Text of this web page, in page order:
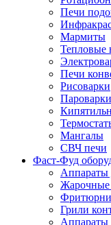
Печи
Мармиты
Тепловые
Печи
Рисоварки
Пароварки
Мангалы
СВЧ печи
Фаст-Фуд
Аппараты
Жарочные
Грили